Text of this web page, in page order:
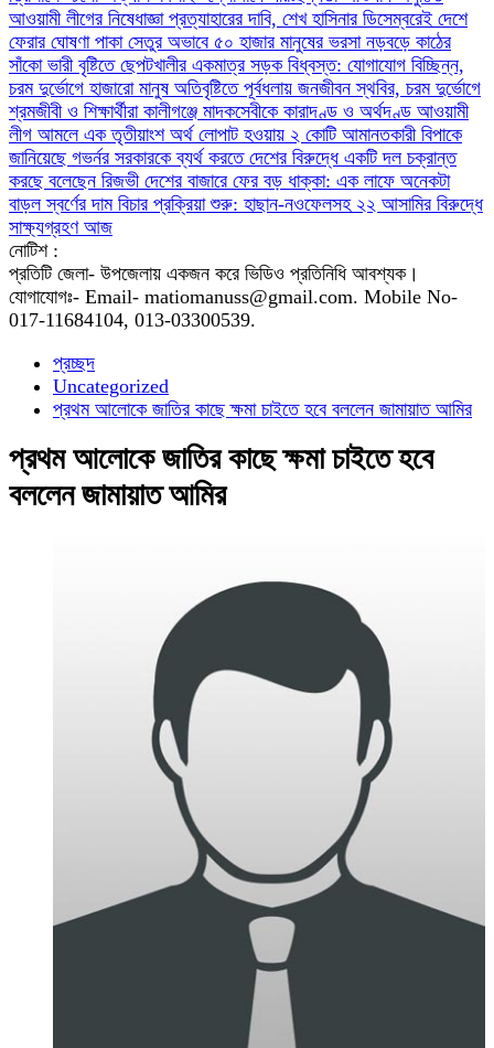
আওয়ামী লীগের নিষেধাজ্ঞা প্রত্যাহারের দাবি, শেখ হাসিনার ডিসেম্বরেই দেশে
ফেরার ঘোষণা পাকা সেতুর অভাবে ৫০ হাজার মানুষের ভরসা নড়বড়ে কাঠের
সাঁকো ভারী বৃষ্টিতে ছেপটখালীর একমাত্র সড়ক বিধ্বস্ত: যোগাযোগ বিচ্ছিন্ন,
চরম দুর্ভোগে হাজারো মানুষ অতিবৃষ্টিতে পূর্বধলায় জনজীবন স্থবির, চরম দুর্ভোগে
শ্রমজীবী ও শিক্ষার্থীরা কালীগঞ্জে মাদকসেবীকে কারাদণ্ড ও অর্থদণ্ড আওয়ামী
লীগ আমলে এক তৃতীয়াংশ অর্থ লোপাট হওয়ায় ২ কোটি আমানতকারী বিপাকে
জানিয়েছে গভর্নর সরকারকে ব্যর্থ করতে দেশের বিরুদ্ধে একটি দল চক্রান্ত
করছে বলেছেন রিজভী দেশের বাজারে ফের বড় ধাক্কা: এক লাফে অনেকটা
বাড়ল স্বর্ণের দাম বিচার প্রক্রিয়া শুরু: হাছান-নওফেলসহ ২২ আসামির বিরুদ্ধে
সাক্ষ্যগ্রহণ আজ
নোটিশ :
প্রতিটি জেলা- উপজেলায় একজন করে ভিডিও প্রতিনিধি আবশ্যক।
যোগাযোগঃ- Email- matiomanuss@gmail.com. Mobile No-
017-11684104, 013-03300539.
প্রচ্ছদ
Uncategorized
প্রথম আলোকে জাতির কাছে ক্ষমা চাইতে হবে বললেন জামায়াত আমির
প্রথম আলোকে জাতির কাছে ক্ষমা চাইতে হবে
বললেন জামায়াত আমির